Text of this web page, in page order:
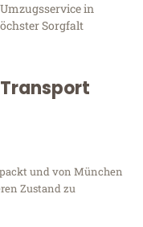
in
Sorgfalt
und von München
Zustand zu